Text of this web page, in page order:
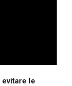
evitare le